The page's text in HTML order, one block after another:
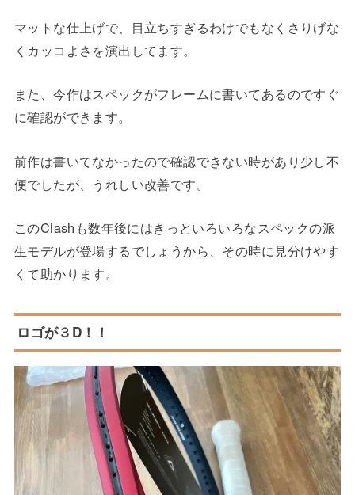
マットな仕上げで、目立ちすぎるわけでもなくさりげな
くカッコよさを演出してます。
また、今作はスペックがフレームに書いてあるのですぐ
に確認ができます。
前作は書いてなかったので確認できない時があり少し不
便でしたが、うれしい改善です。
このClashも数年後にはきっといろいろなスペックの派
生モデルが登場するでしょうから、その時に見分けやす
くて助かります。
ロゴが３D！！